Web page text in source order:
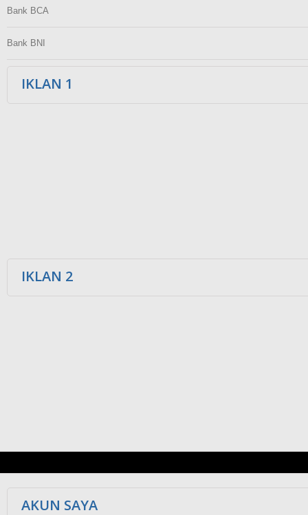
Bank BCA
Bank BNI
IKLAN 1
IKLAN 2
AKUN SAYA